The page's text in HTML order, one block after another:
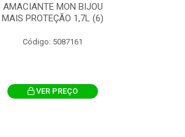
AMACIANTE MON BIJOU
MAIS PROTEÇÃO 1,7L (6)
Código: 5087161
VER PREÇO